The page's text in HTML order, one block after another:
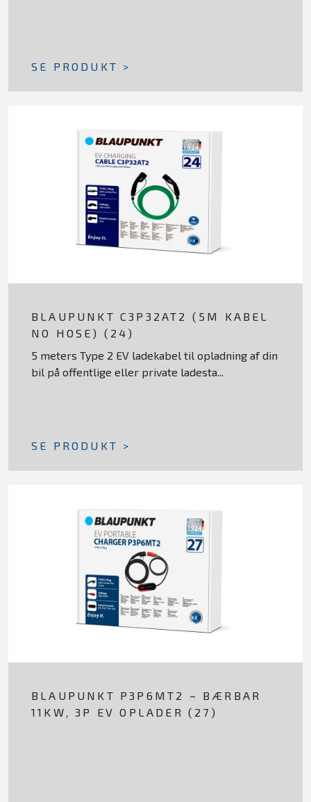
SE PRODUKT >
BLAUPUNKT C3P32AT2 (5M KABEL
NO HOSE) (24)
5 meters Type 2 EV ladekabel til opladning af din
bil på offentlige eller private ladesta...
SE PRODUKT >
BLAUPUNKT P3P6MT2 – BÆRBAR
11KW, 3P EV OPLADER (27)